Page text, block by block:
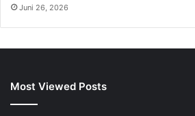
Juni 26, 2026
Most Viewed Posts